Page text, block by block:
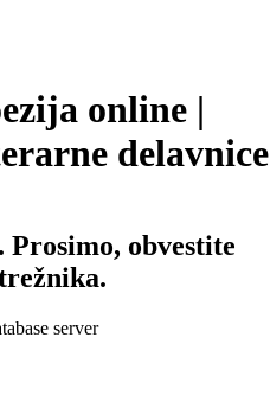
online |
delavnice
obvestite
server